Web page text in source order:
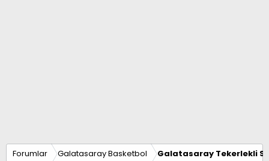
Forumlar Galatasaray Basketbol Galatasaray Tekerlekli